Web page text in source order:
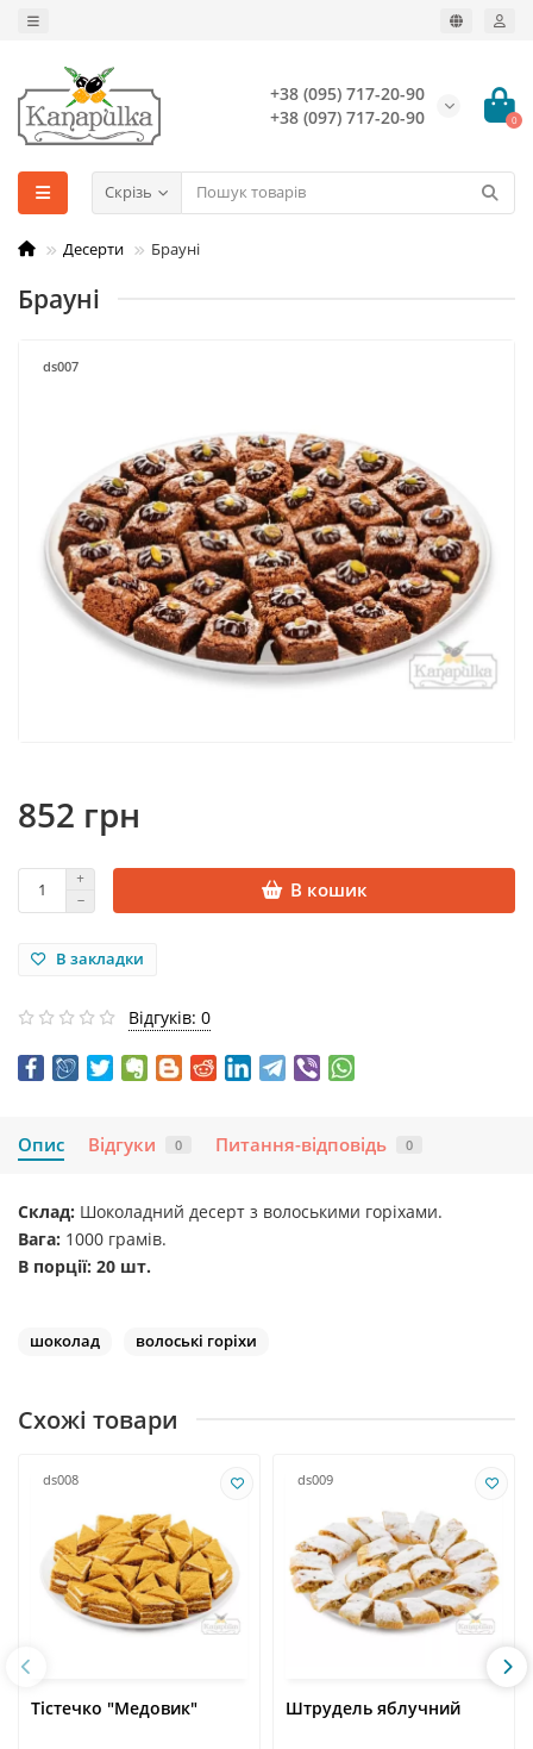
+38 (095) 717-20-90
+38 (097) 717-20-90
0
Скрізь
Десерти Брауні
Брауні
ds007
852 грн
В кошик
В закладки
Відгуків: 0
Опис Відгуки 0 Питання-відповідь 0
Склад: Шоколадний десерт з волоськими горіхами.
Вага: 1000 грамів.
В порції: 20 шт.
шоколад волоські горіхи
Схожі товари
ds008
Тістечко "Медовик"
ds009
Штрудель яблучний